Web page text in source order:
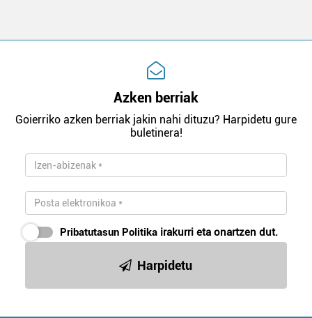
Azken berriak
Goierriko azken berriak jakin nahi dituzu? Harpidetu gure
buletinera!
Pribatutasun Politika irakurri eta onartzen dut.
Harpidetu